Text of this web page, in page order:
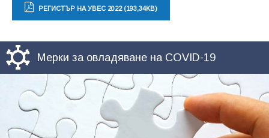
РЕГИСТЪР НА УВЕС 2022 (193,34KB)
Мерки за овладяване на COVID-19